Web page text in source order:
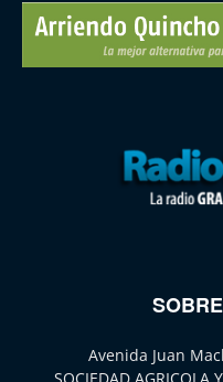
Avenida Juan